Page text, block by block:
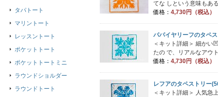
てな しという意味もあ
価格： 4,730円（税込）
パパイヤリーフのタペ
＜キット詳細＞ 細かい
たの で、リアルなアウ
価格： 4,730円（税込）
レフアのタペストリー
＜キット詳細＞ 人気急
タパトート
マリントート
レッスントート
ポケットトート
ポケットトートミニ
ラウンドショルダー
ラウンドトート